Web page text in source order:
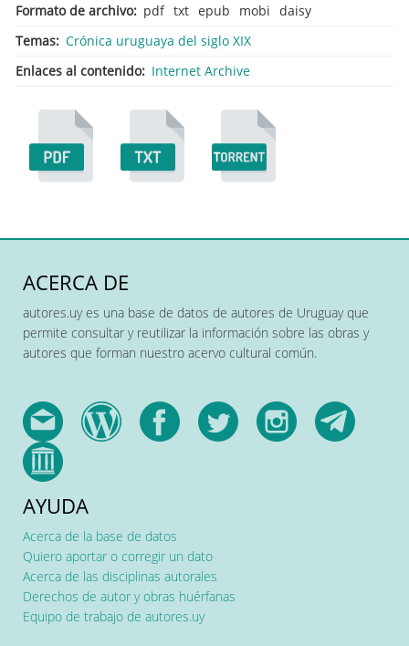
Formato de archivo
pdf txt epub mobi daisy
Temas Crónica uruguaya del siglo XIX
Enlaces al contenido
Internet Archive
ACERCA DE
autores.uy es una base de datos de autores de Uruguay que
permite consultar y reutilizar la información sobre las obras y
autores que forman nuestro acervo cultural común.
AYUDA
Acerca de la base de datos
Quiero aportar o corregir un dato
Acerca de las disciplinas autorales
Derechos de autor y obras huérfanas
Equipo de trabajo de autores.uy